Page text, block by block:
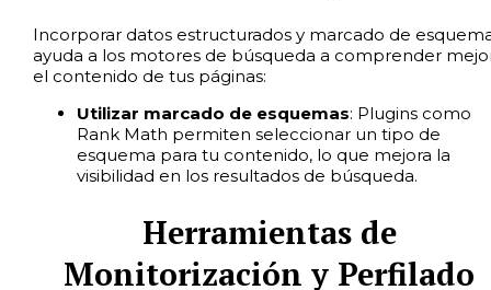
Incorporar datos estructurados y marcado de
ayuda a los motores de búsqueda a comprender
el contenido de tus páginas:
Utilizar marcado de esquemas: Plugins como
Rank Math permiten seleccionar un tipo de
esquema para tu contenido, lo que mejora la
visibilidad en los resultados de búsqueda.
Herramientas de
Monitorización y Perfilado